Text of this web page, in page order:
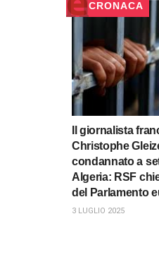
CRONACA
Il giornalista
Christophe
condannato a
Algeria: RSF
del Parlamento
3 LUGLIO 2025